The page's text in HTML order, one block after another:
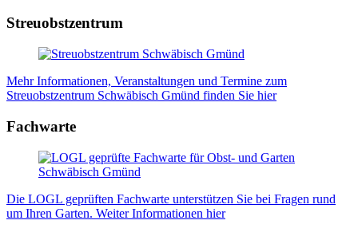
Streuobstzentrum
Mehr Informationen, Veranstaltungen und Termine zum
Streuobstzentrum Schwäbisch Gmünd finden Sie hier
Fachwarte
Die LOGL geprüften Fachwarte unterstützen Sie bei Fragen rund
um Ihren Garten. Weiter Informationen hier